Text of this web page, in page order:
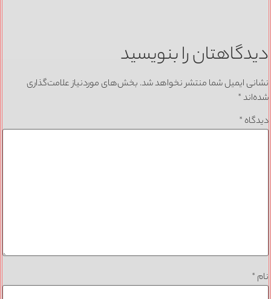
را بنویسید
ایمیل شما منتشر نخواهد شد.بخش‌های موردنیاز علامت‌گذاری
*
*
*